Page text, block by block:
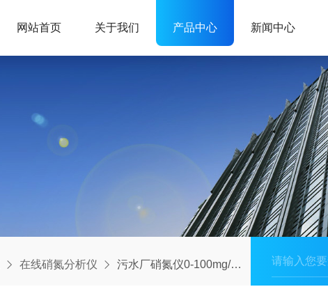
网站首页 关于我们 产品中心 新闻中心
在线硝氮分析仪 污水厂硝氮仪0-100mg/L宽量程